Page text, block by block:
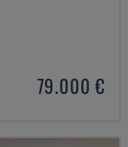
79.000 €